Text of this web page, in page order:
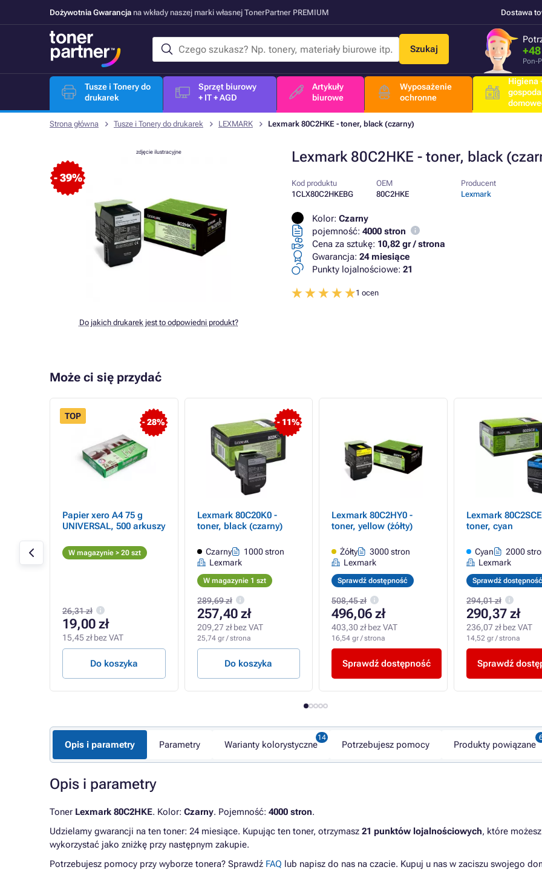
Dożywotnia Gwarancja na wkłady naszej marki własnej TonerPartner PREMIUM Dostawa
Szukaj
Pon-
Tusze i Tonery do
drukarek
Sprzęt biurowy
+ IT + AGD
Artykuły
biurowe
Wyposażenie
ochronne
Higiena
Strona główna Tusze i Tonery do drukarek LEXMARK Lexmark 80C2HKE - toner, black (czarny)
Lexmark 80C2HKE - toner, black
- 39%
zdjęcie ilustracyjne
Do jakich drukarek jest to odpowiedni produkt?
Kod produktu
1CLX80C2HKEBG
OEM
80C2HKE
Producent
Lexmark
Kolor: Czarny
pojemność: 4000 stron
Cena za sztukę: 10,82 gr / strona
Gwarancja: 24 miesiące
Punkty lojalnościowe: 21
1 ocen
Może ci się przydać
- 28%
TOP
Papier xero A4 75 g
UNIVERSAL, 500 arkuszy
W magazynie > 20 szt
26,31 zł
19,00 zł
15,45 zł bez VAT
Do koszyka
- 11%
Lexmark 80C20K0 -
toner, black (czarny)
Czarny
1000 stron
Lexmark
W magazynie 1 szt
289,69 zł
257,40 zł
209,27 zł bez VAT
25,74 gr / strona
Do koszyka
Lexmark 80C2HY0 -
toner, yellow (żółty)
Żółty
3000 stron
Lexmark
Sprawdź dostępność
508,45 zł
496,06 zł
403,30 zł bez VAT
16,54 gr / strona
Sprawdź dostępność
Lexmark
toner, cyan
Cyan
2000
Lexmark
Sprawdź dostępność
294,01 zł
290,37 zł
236,07 zł bez VAT
14,52 gr / strona
Sprawdź
Opis i parametry Parametry Warianty kolorystyczne Potrzebujesz pomocy Produkty powiązane
Opis i parametry
Toner Lexmark 80C2HKE. Kolor: Czarny. Pojemność: 4000 stron.
Udzielamy gwarancji na ten toner: 24 miesiące. Kupując ten toner, otrzymasz 21 punktów lojalnościowych, które możesz
wykorzystać jako zniżkę przy następnym zakupie.
Potrzebujesz pomocy przy wyborze tonera? Sprawdź FAQ lub napisz do nas na czacie. Kupuj u nas w zaciszu swojego